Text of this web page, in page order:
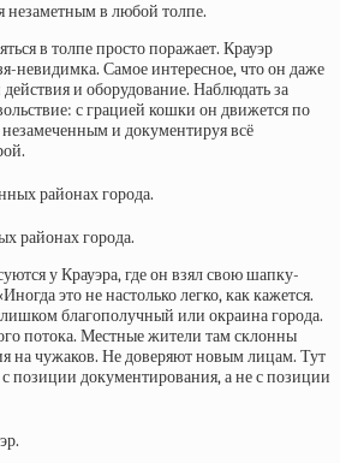
незаметным в любой толпе.
в толпе просто поражает. Крауэр
невидимка. Самое интересное, что он даже
и оборудование. Наблюдать за
с грацией кошки он движется по
и документируя всё
районах города.
у Крауэра, где он взял свою шапку-
это не настолько легко, как кажется.
благополучный или окраина города.
потока. Местные жители там склонны
на чужаков. Не доверяют новым лицам. Тут
позиции документирования, а не с позиции